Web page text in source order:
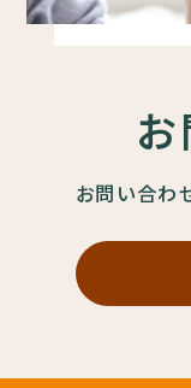
お問い合わ